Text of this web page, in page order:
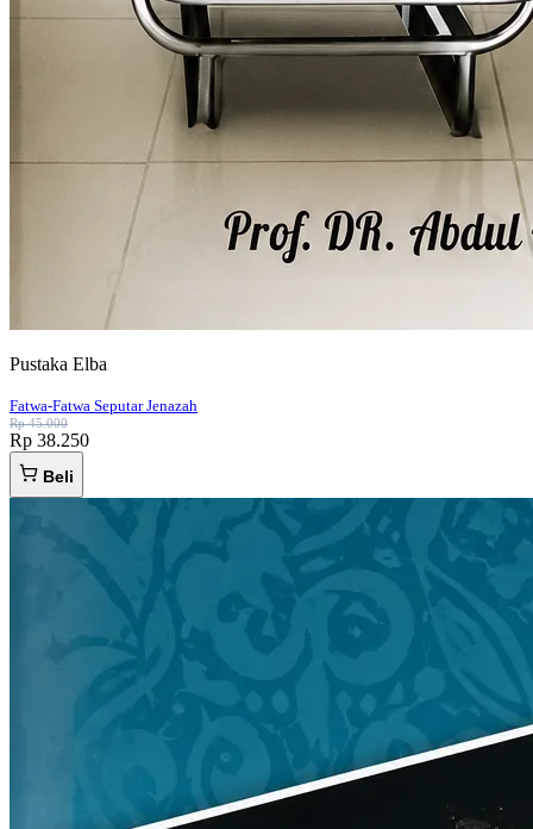
Pustaka Elba
Fatwa-Fatwa Seputar Jenazah
Rp 45.000
Rp 38.250
Beli